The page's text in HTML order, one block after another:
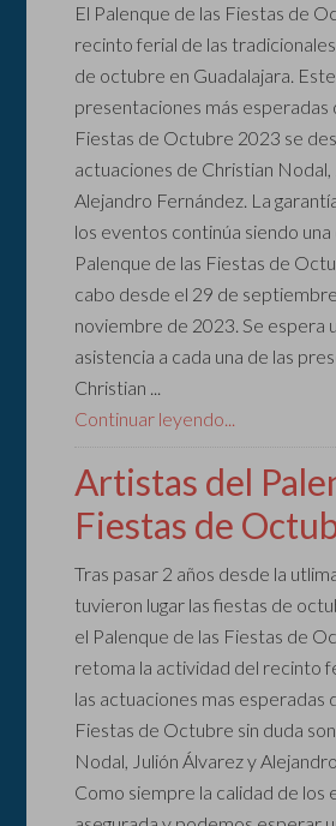
El Palenque de las Fiestas de
recinto ferial de las
de octubre en Guadalajara.
presentaciones más esperadas
Fiestas de Octubre 2023 se
actuaciones de Christian Nodal,
Alejandro Fernández. La
los eventos continúa siendo
Palenque de las Fiestas de
cabo desde el 29 de
noviembre de 2023. Se espera
asistencia a cada una de las
Christian ...
Continuar leyendo...
Artistas del
Fiestas de
Tras pasar 2 años desde la
tuvieron lugar las fiestas de
el Palenque de las Fiestas de
retoma la actividad del recinto
las actuaciones mas esperadas
Fiestas de Octubre sin duda
Nodal, Julión Álvarez y
Como siempre la calidad de los